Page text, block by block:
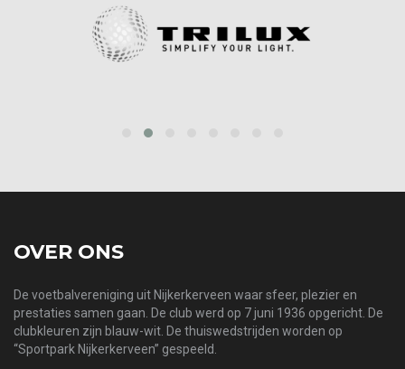
OVER ONS
De voetbalvereniging uit Nijkerkerveen waar sfeer, plezier en
prestaties samen gaan. De club werd op 7 juni 1936 opgericht. De
clubkleuren zijn blauw-wit. De thuiswedstrijden worden op
“Sportpark Nijkerkerveen” gespeeld.